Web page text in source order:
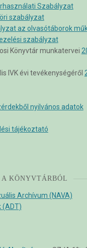
Szabályzat
szabályzat
az olvasótáborok
szabályzat
Könyvtár munkatervei
IVK évi tevékenységéről
nyilvános adatok
tájékoztató
A KÖNYVTÁRBÓL
Archívum (NAVA)
(ADT)